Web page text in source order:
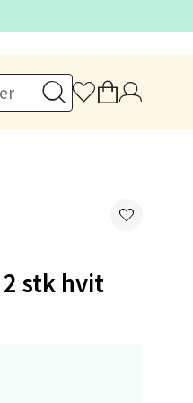
stk hvit